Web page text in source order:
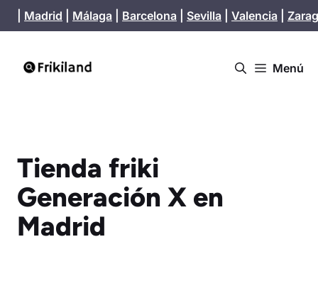
Saltar
al
Madrid Málaga Barcelona Sevilla Valencia
Menú
Tienda friki
Generación X en
Madrid